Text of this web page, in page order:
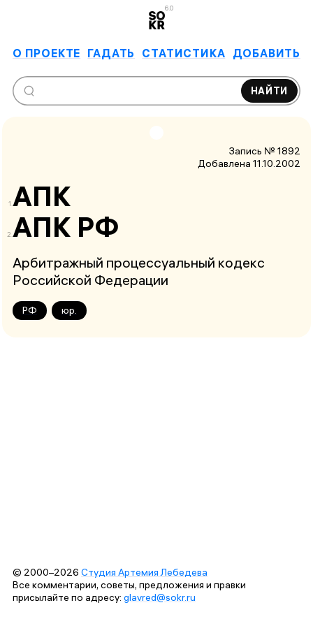
6.0
О ПРОЕКТЕ ГАДАТЬ СТАТИСТИКА ДОБАВИТЬ
НАЙТИ
Запись № 1892
Добавлена 11.10.2002
АПК
АПК РФ
Арбитражный процессуальный кодекс
Российской Федерации
РФ юр.
© 2000–2026 Студия Артемия Лебедева
Все комментарии, советы, предложения и правки
присылайте по адресу: glavred@sokr.ru